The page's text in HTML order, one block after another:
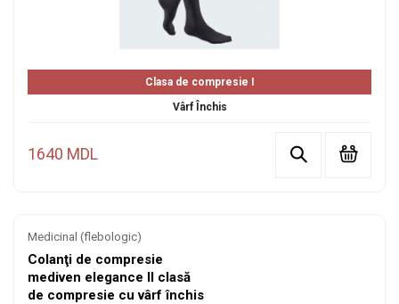
Clasa de compresie I
Vârf Închis
1640 MDL
Medicinal (flebologic)
Colanţi de compresie
mediven elegance II clasă
de compresie cu vârf închis